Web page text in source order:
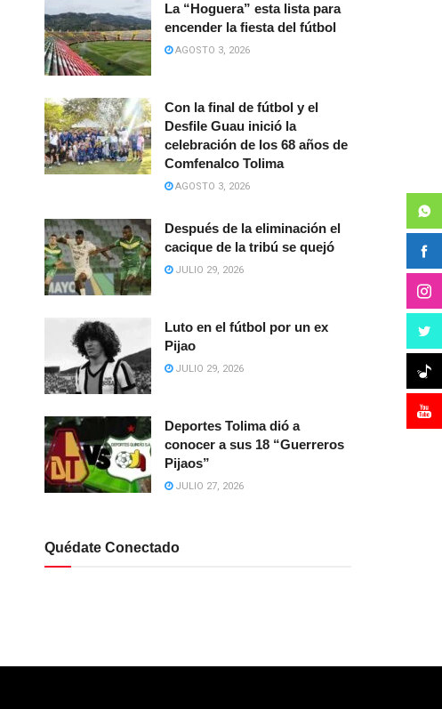
La “Hoguera” esta lista para
encender la fiesta del fútbol
AGOSTO 3, 2026
Con la final de fútbol y el
Desfile Guau inició la
celebración de los 68 años de
Comfenalco Tolima
AGOSTO 3, 2026
Después de la eliminación el
cacique de la tribú se quejó
JULIO 29, 2026
Luto en el fútbol por un ex
Pijao
JULIO 29, 2026
Deportes Tolima dió a
conocer a sus 18 “Guerreros
Pijaos”
JULIO 27, 2026
Quédate Conectado